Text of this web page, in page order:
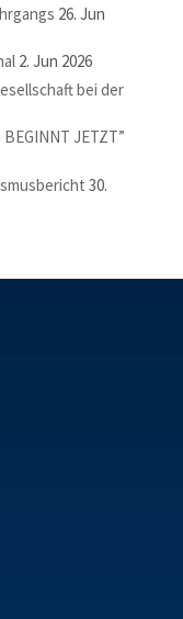
26. Jun
2. Jun 2026
bei der
BEGINNT JETZT”
30.